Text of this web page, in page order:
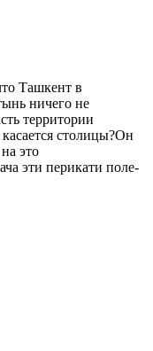
Ташкент в
ничего не
территории
столицы?Он
это
эти перикати поле-